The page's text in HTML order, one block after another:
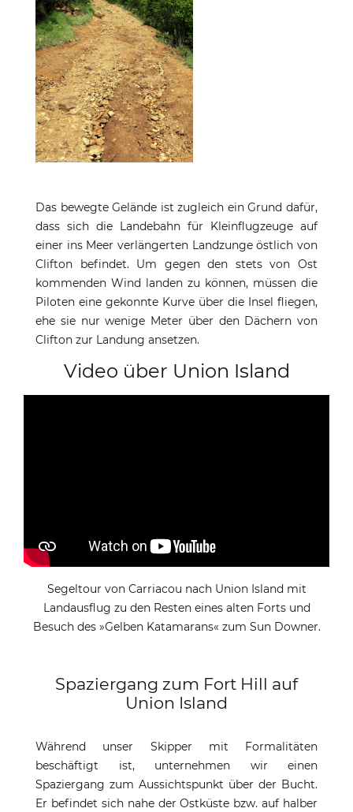
Das bewegte Gelände ist zugleich ein Grund dafür,
dass sich die Landebahn für Kleinflugzeuge auf
einer ins Meer verlängerten Landzunge östlich von
Clifton befindet. Um gegen den stets von Ost
kommenden Wind landen zu können, müssen die
Piloten eine gekonnte Kurve über die Insel fliegen,
ehe sie nur wenige Meter über den Dächern von
Clifton zur Landung ansetzen.
Video über Union Island
Segeltour von Carriacou nach Union Island mit
Landausflug zu den Resten eines alten Forts und
Besuch des »Gelben Katamarans« zum Sun Downer.
Spaziergang zum Fort Hill auf
Union Island
Während unser Skipper mit Formalitäten
beschäftigt ist, unternehmen wir einen
Spaziergang zum Aussichtspunkt über der Bucht.
Er befindet sich nahe der Ostküste bzw. auf halber